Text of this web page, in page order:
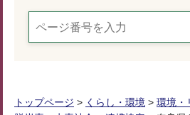
トップページ > くらし・環境 > 環境・